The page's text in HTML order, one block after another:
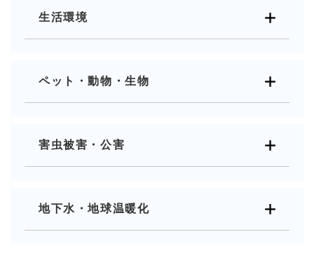
生活環境
ペット・動物・生物
害虫被害・公害
地下水・地球温暖化